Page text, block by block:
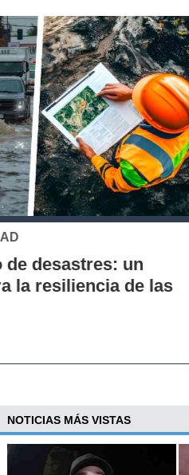
52%
62%
72%
82%
Resultados
0 Correctas
UC
Los 70 años de la
la UC: Conoce su
al desarrollo
NOTICIAS MÁS VISTAS